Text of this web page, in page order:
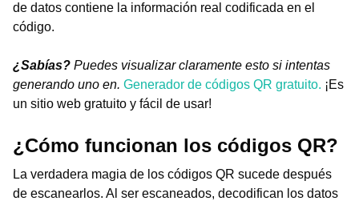
de datos contiene la información real codificada en el
código.
¿Sabías? Puedes visualizar claramente esto si intentas
generando uno en. Generador de códigos QR gratuito. ¡Es
un sitio web gratuito y fácil de usar!
¿Cómo funcionan los códigos QR?
La verdadera magia de los códigos QR sucede después
de escanearlos. Al ser escaneados, decodifican los datos